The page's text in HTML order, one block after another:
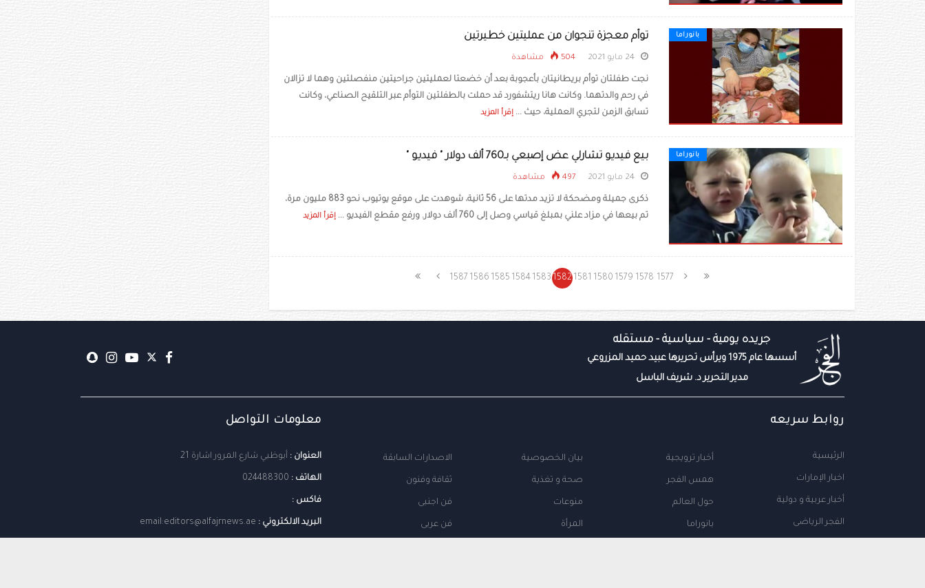
بانوراما توأم معجزة تنجوان من عمليتين خطيرتين
504 مشاهدة
نجت طفلتان توأم بريطانيتان بأعجوبة بعد أن خضعتا لعمليتين جراحيتين منفصلتين وهما لا تزالان
في رحم والدتهما. وكانت هانا ريتشفورد قد حملت بالطفلتين التوأم عبر التلقيح الصناعي، وكانت
تسابق الزمن لتجري العملية، حيث ... إقرأ المزيد
بانوراما بيع فيديو تشارلي عض إصبعي بـ760 ألف دولار " فيديو "
497 مشاهدة
ذكرى جميلة ومضحكة لا تزيد مدتها على 56 ثانية، شوهدت على موقع يوتيوب نحو 883 مليون مرة،
تم بيعها في مزاد علني بمبلغ قياسي وصل إلى 760 ألف دولار. ورفع مقطع الفيديو ...
إقرأ المزيد
1577
1578
1579
1580
1581
1582
1583
1584
1585
1586
1587
جريده يومية - سياسية - مستقله
أسسها عام 1975 ويرأس تحريرها عبيد حميد المزروعي
مدير التحرير د. شريف الباسل
روابط سريعه
الرئيسية
اخبار الإمارات
أخبار عربية و دولية
الفجر الرياضى
أخبار ترويجية
همس الفجر
حول العالم
بانوراما
بيان الخصوصية
صحة و تغذية
منوعات
المرأة
الاصدارات السابقة
ثقافة وفنون
فن اجنبى
فن عربى
معلومات التواصل
العنوان : أبوظبي شارع المرور اشارة 21
الهاتف : 024488300
فاكس :
البريد الالكتروني : email:editors@alfajrnews.ae